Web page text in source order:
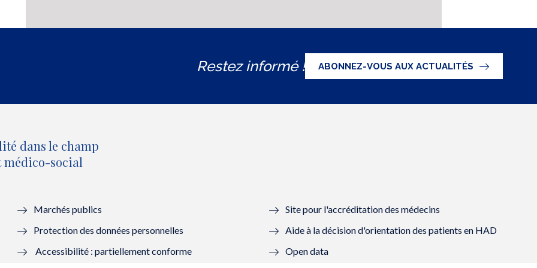
Restez informé ! ABONNEZ-VOUS AUX ACTUALITÉS
dans le champ
médico-social
Marchés publics
Protection des données personnelles
Accessibilité : partiellement conforme
Site pour l'accréditation des médecins
Aide à la décision d'orientation des patients en HAD
Open data